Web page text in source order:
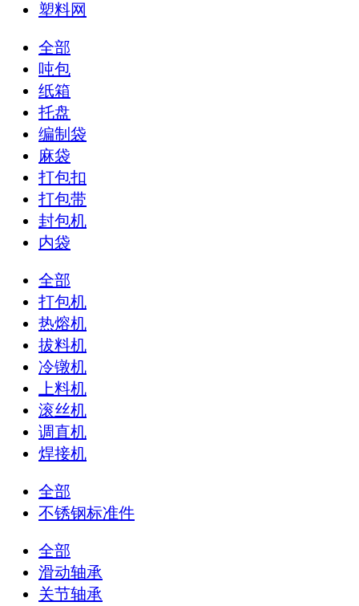
塑料网
全部
吨包
纸箱
托盘
编制袋
麻袋
打包扣
打包带
封包机
内袋
全部
打包机
热熔机
拔料机
冷镦机
上料机
滚丝机
调直机
焊接机
全部
不锈钢标准件
全部
滑动轴承
关节轴承